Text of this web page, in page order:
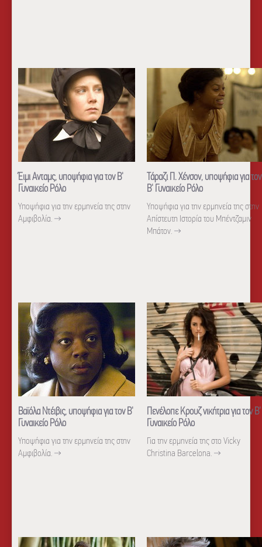
Έιμι Ανταμς, υποψήφια για τον Β'
Γυναικείο Ρόλο
Υποψήφια για την ερμηνεία της στην
Αμφιβολία. →
Τάραζι Π. Χένσον, υποψήφια για τον
Β' Γυναικείο Ρόλο
Υποψήφια για την ερμηνεία της στην
Απίστευτη Ιστορία του Μπέντζαμιν
Μπάτον. →
Βαϊόλα Ντέιβις, υποψήφια για τον Β'
Γυναικείο Ρόλο
Υποψήφια για την ερμηνεία της στην
Αμφιβολία. →
Πενέλοπε Κρουζ νικήτρια για τον B'
Γυναικείο Ρόλο
Για την ερμηνεία της στο Vicky
Christina Barcelona. →